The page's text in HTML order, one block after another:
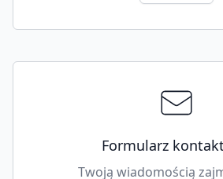
Formularz
Twoją wiadomością